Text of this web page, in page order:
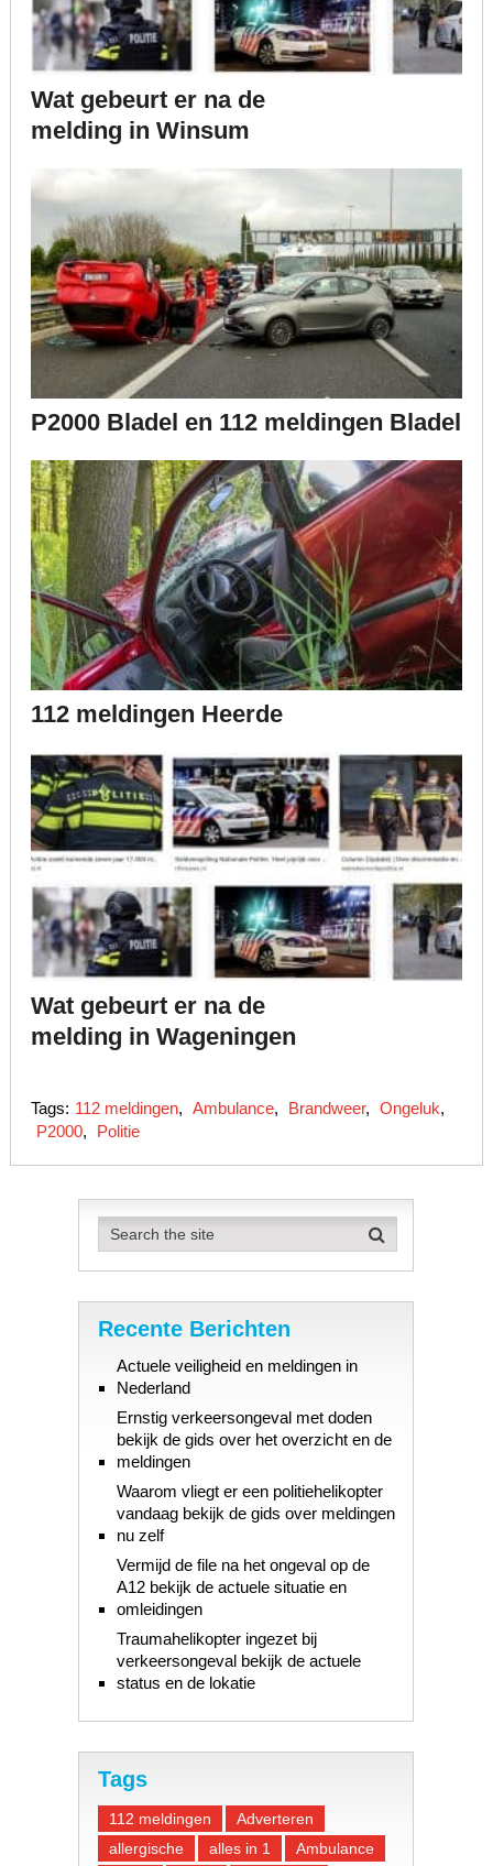
Wat gebeurt er na de
melding in Winsum
P2000 Bladel en 112 meldingen Bladel
112 meldingen Heerde
Wat gebeurt er na de
melding in Wageningen
Tags: 112 meldingen, Ambulance, Brandweer, Ongeluk,
P2000, Politie
Recente Berichten
Actuele veiligheid en meldingen in
Nederland
Ernstig verkeersongeval met doden
bekijk de gids over het overzicht en de
meldingen
Waarom vliegt er een politiehelikopter
vandaag bekijk de gids over meldingen
nu zelf
Vermijd de file na het ongeval op de
A12 bekijk de actuele situatie en
omleidingen
Traumahelikopter ingezet bij
verkeersongeval bekijk de actuele
status en de lokatie
Tags
112 meldingen
Adverteren
allergische
alles in 1 Ambulance